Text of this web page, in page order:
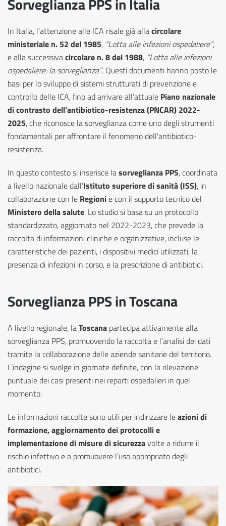
Sorveglianza PPS in Italia
In Italia, l’attenzione alle ICA risale già allacircolare
ministeriale n. 52 del 1985, “Lotta alle infezioni ospedaliere”,
e alla successivacircolare n. 8 del 1988, “Lotta alle infezioni
ospedaliere: la sorveglianza”. Questi documenti hanno posto le
basi per lo sviluppo di sistemi strutturati di prevenzione e
controllo delle ICA, fino ad arrivare all’attuale Piano nazionale
di contrasto dell’antibiotico-resistenza (PNCAR) 2022-
2025, che riconosce la sorveglianza come uno degli strumenti
fondamentali per affrontare il fenomeno dell'antibiotico-
resistenza.
In questo contesto si inserisce lasorveglianza PPS, coordinata
a livello nazionale dall’Istituto superiore di sanità (ISS), in
collaborazione con le Regionie con il supporto tecnico del
Ministero della salute. Lo studio si basa su un protocollo
standardizzato, aggiornato nel 2022-2023, che prevede la
raccolta di informazioni cliniche e organizzative, incluse le
caratteristiche dei pazienti, i dispositivi medici utilizzati, la
presenza di infezioni in corso, e la prescrizione di antibiotici.
Sorveglianza PPS in Toscana
A livello regionale, laToscana partecipa attivamente alla
sorveglianza PPS, promuovendo la raccolta e l’analisi dei dati
tramite la collaborazione delle aziende sanitarie del territorio.
L’indagine si svolge in giornate definite, con la rilevazione
puntuale dei casi presenti nei reparti ospedalieri in quel
momento.
Le informazioni raccolte sono utili per indirizzare leazioni di
formazione, aggiornamento dei protocolli e
implementazione di misure di sicurezzavolte a ridurre il
rischio infettivo e a promuovere l’uso appropriato degli
antibiotici.